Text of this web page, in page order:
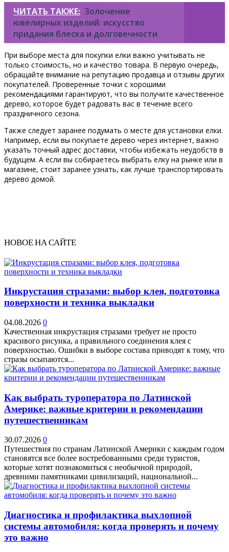
ЧИТАТЬ ТАКЖЕ: Золочение
ювелирных изделий: искусство
придания блеска и долговечности
При выборе места для покупки елки важно учитывать не
только стоимость, но и качество товара. В первую очередь,
обращайте внимание на репутацию продавца и отзывы других
покупателей. Проверенные точки с хорошими
рекомендациями гарантируют, что вы получите качественное
дерево, которое будет радовать вас в течение всего
праздничного сезона.
Также следует заранее подумать о месте для установки елки.
Например, если вы покупаете дерево через интернет, важно
указать точный адрес доставки, чтобы избежать неудобств в
будущем. А если вы собираетесь выбрать елку на рынке или в
магазине, стоит заранее узнать, как лучше транспортировать
дерево домой.
НОВОЕ НА САЙТЕ
Инкрустация стразами: выбор клея, подготовка
поверхности и техника выкладки
04.08.2026 0
Качественная инкрустация стразами требует не просто
красивого рисунка, а правильного соединения клея с
поверхностью. Ошибки в выборе состава приводят к тому, что
стразы осыпаются...
Как выбрать туроператора по Латинской
Америке: важные критерии и рекомендации
путешественникам
30.07.2026 0
Путешествия по странам Латинской Америки с каждым годом
становятся все более востребованными среди туристов,
которые хотят познакомиться с необычной природой,
древними памятниками цивилизаций, национальной...
Диагностика и профилактика выхлопной
системы автомобиля: когда проверять и почему
это важно